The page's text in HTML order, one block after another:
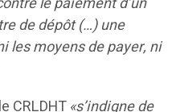
de dépôt (…) une
les moyens de payer, ni
CRLDHT«s’indigne de